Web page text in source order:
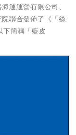
運運營有限公司、
聯合發佈了《「絲
簡稱「藍皮